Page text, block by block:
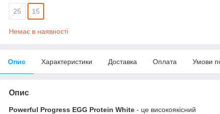
25 15
Немає в наявності
Опис Характеристики Доставка Оплата Умови
Опис
Powerful Progress EGG Protein White - це високоякісний